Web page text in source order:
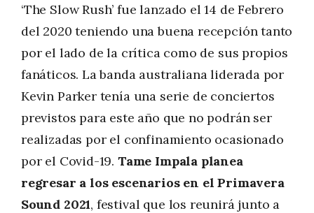
‘The Slow Rush’ fue lanzado el 14 de Febrero
del 2020 teniendo una buena recepción tanto
por el lado de la crítica como de sus propios
fanáticos. La banda australiana liderada por
Kevin Parker tenía una serie de conciertos
previstos para este año que no podrán ser
realizadas por el confinamiento ocasionado
por el Covid-19. Tame Impala planea
regresar a los escenarios en el Primavera
Sound 2021, festival que los reunirá junto a